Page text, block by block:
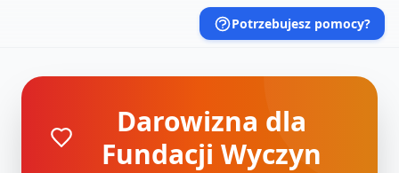
Potrzebujesz pomocy?
Darowizna dla
Fundacji Wyczyn